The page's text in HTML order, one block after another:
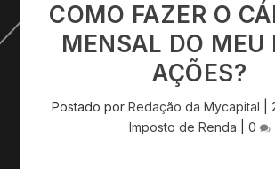
COMO FAZER O
MENSAL DO MEU
AÇÕES?
Postado por Redação da Mycapital
Imposto de Renda
0